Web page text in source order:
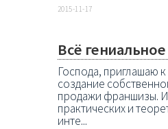
2015-11-17
Всё
Господа, приглашаю
создание
продажи франшизы.
практических и
инте...